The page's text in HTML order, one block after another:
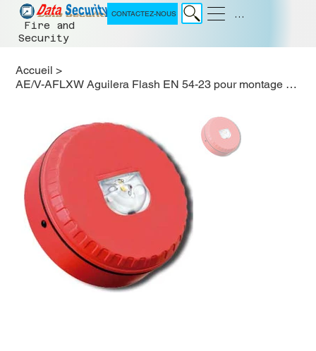
Fire and
Security
Menu
CONTACTEZ-NOUS
Accueil >
AE/V-AFLXW Aguilera Flash EN 54-23 pour montage sur paroi